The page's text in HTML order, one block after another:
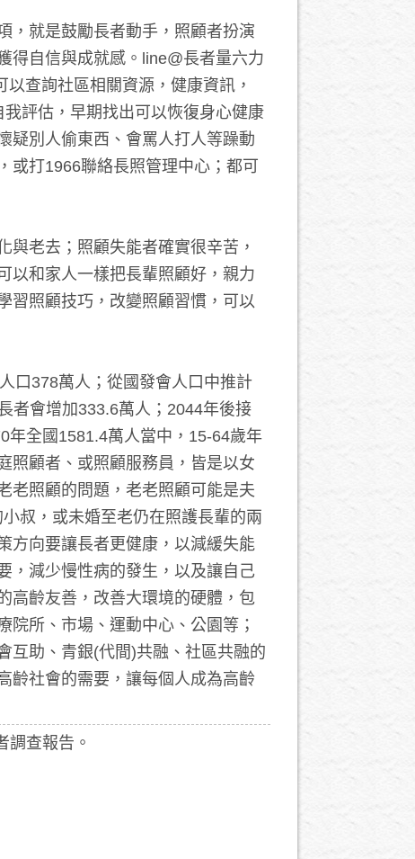
，就是鼓勵長者動手，照顧者扮演
得自信與成就感。line@長者量六力
查詢社區相關資源，健康資訊，
評估，早期找出可以恢復身心健康
疑別人偷東西、會罵人打人等躁動
或打1966聯絡長照管理中心；都可
老去；照顧失能者確實很辛苦，
以和家人一樣把長輩照顧好，親力
習照顧技巧，改變照顧習慣，可以
口378萬人；從國發會人口中推計
者會增加333.6萬人；2044年後接
年全國1581.4萬人當中，15-64歲年
照顧者、或照顧服務員，皆是以女
老照顧的問題，老老照顧可能是夫
叔，或未婚至老仍在照護長輩的兩
方向要讓長者更健康，以減緩失能
，減少慢性病的發生，以及讓自己
高齡友善，改善大環境的硬體，包
所、市場、運動中心、公園等；
互助、青銀(代間)共融、社區共融的
齡社會的需要，讓每個人成為高齡
調查報告。